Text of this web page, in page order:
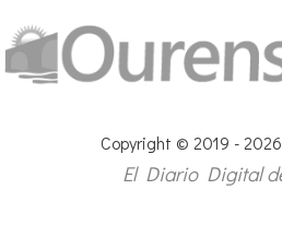
Copyright © 2019 -
El Diario Digital